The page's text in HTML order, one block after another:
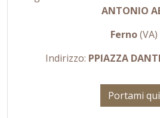
ANTONIO
Ferno(VA)
Indirizzo: PPIAZZA
Portami qui